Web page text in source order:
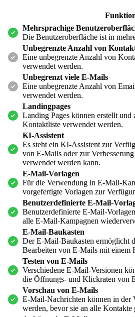
Mehrsprachige
Die Benutzeroberfläche ist in
Unbegrenzte Anzahl von
Eine unbegrenzte Anzahl von
verwendet werden.
Unbegrenzt viele E-Mails
Eine unbegrenzte Anzahl von
verwendet werden.
Landingpages
Landing Pages können erstellt
Kontaktliste verwendet werden.
KI-Assistent
Es steht ein KI-Assistent zur
von E-Mails oder zur
verwendet werden kann.
E-Mail-Vorlagen
Für die Verwendung in E-Mail-
vorgefertigte Vorlagen zur
Benutzerdefinierte E-Mail-
Benutzerdefinierte E-Mail-
alle E-Mail-Kampagnen
E-Mail-Baukasten
Der E-Mail-Baukasten ermöglicht
Bearbeiten von E-Mails mit einem
Testen von E-Mails
Verschiedene E-Mail-Versionen
die Öffnungs- und Klickraten von
Vorschau von E-Mails
E-Mail-Nachrichten können in der
werden, bevor sie an alle Kontakte